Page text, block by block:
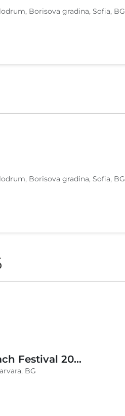
Borisova gradina, Sofia, BG
Borisova gradina, Sofia, BG
BLVKCAT Beach Festival 2026, Wake up Varvara
BG